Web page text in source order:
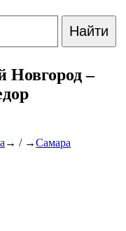
Новгород –
→ / →Самара